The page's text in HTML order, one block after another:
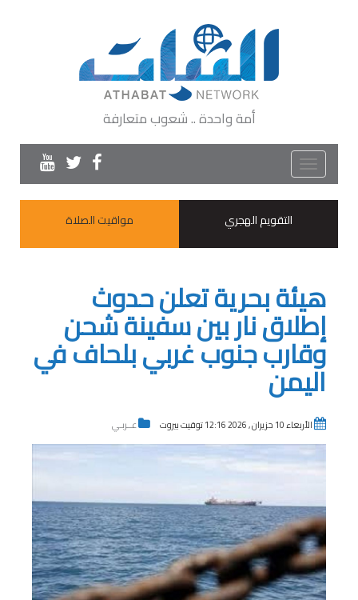
أمة واحدة .. شعوب متعارفة
Toggle
navigation
التقويم الهجري
مواقيت الصلاة
هيئة بحرية تعلن حدوث
إطلاق نار بين سفينة شحن
وقارب جنوب غربي بلحاف في
اليمن
الأربعاء 10 حزيران , 2026 12:16 توقيت بيروت عــربـي